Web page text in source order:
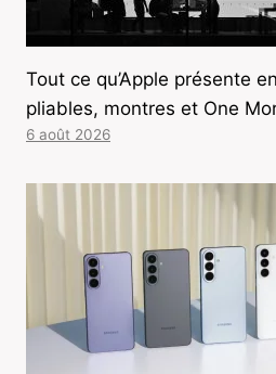
Tout ce qu’Apple présente
pliables, montres et One
6 août 2026